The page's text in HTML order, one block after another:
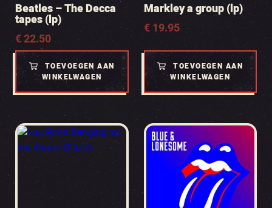
Beatles – The Decca
tapes (lp)
€22.50
TOEVOEGEN AAN
WINKELWAGEN
Markley a group (lp)
€19.95
TOEVOEGEN AAN
WINKELWAGEN